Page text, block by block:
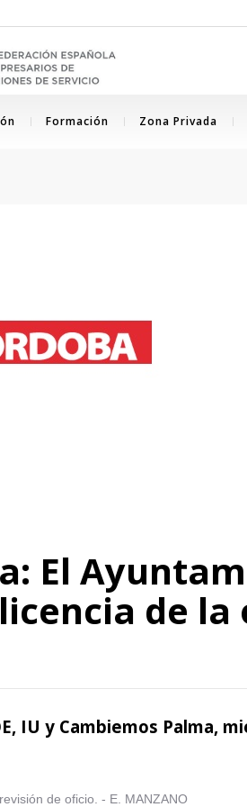
Formación Zona Privada
El
de la
IU y Cambiemos Palma,